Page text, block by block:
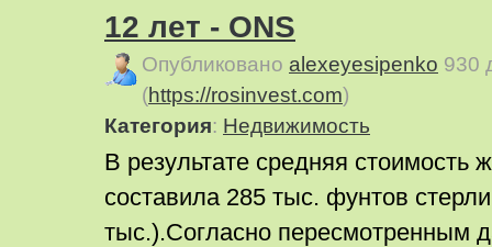
12 лет - ONS
Опубликовано alexeyesipenko 930
(https://rosinvest.com)
Категория: Недвижимость
В результате средняя стоимость
составила 285 тыс. фунтов
тыс.).Согласно пересмотренным